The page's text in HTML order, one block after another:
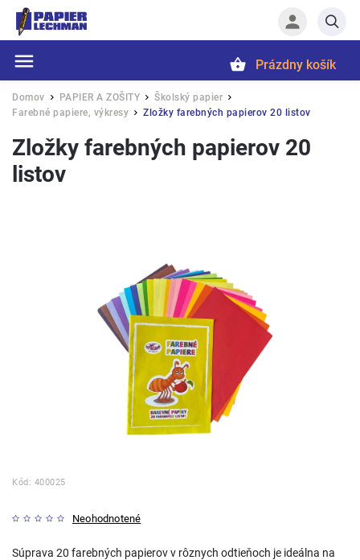
Prázdny košík
Domov / PAPIER A ZOŠITY / Školský papier /
Farebné papiere, výkresy / Zložky farebných papierov 20 listov
Zložky farebných papierov 20
listov
Kód: 400025
Neohodnotené
Súprava 20 farebných papierov v rôznych odtieňoch je ideálna na